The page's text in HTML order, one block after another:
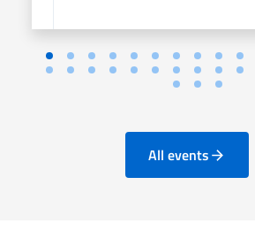
All events